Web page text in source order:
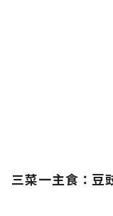
三菜一主食：豆